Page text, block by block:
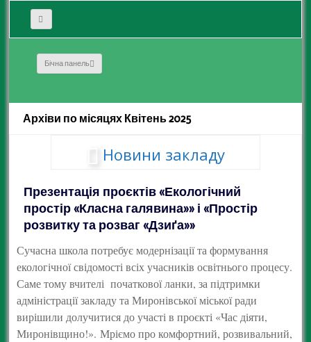
Бічна панель
Архіви по місяцях Квітень 2025
Новини закладу
Презентація проєктів «Екологічний
простір «Класна галявина»» і «Простір
розвитку та розваг «Дзиґа»»
Сучасна школа потребує модернізації та формування
екологічної свідомості всіх учасників освітнього процесу.
Саме тому вчителі початкової ланки, за підтримки
адміністрації закладу та Миронівської міської ради
вирішили долучитися до участі в проєкті «Час діяти,
Миронівщино!». Мріємо про комфортний, розвивальний,